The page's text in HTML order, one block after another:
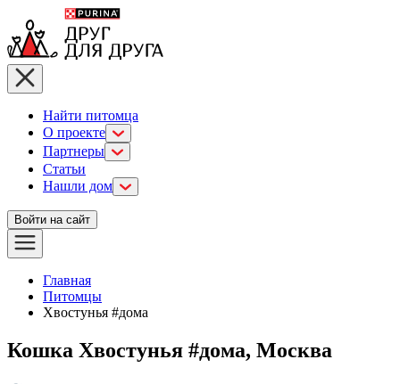
Найти питомца
О проекте
Партнеры
Статьи
Нашли дом
Войти на сайт
Главная
Питомцы
Хвостунья #дома
Кошка Хвостунья #дома, Москва